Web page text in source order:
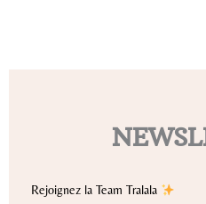
Rejoignez la Team Tralala